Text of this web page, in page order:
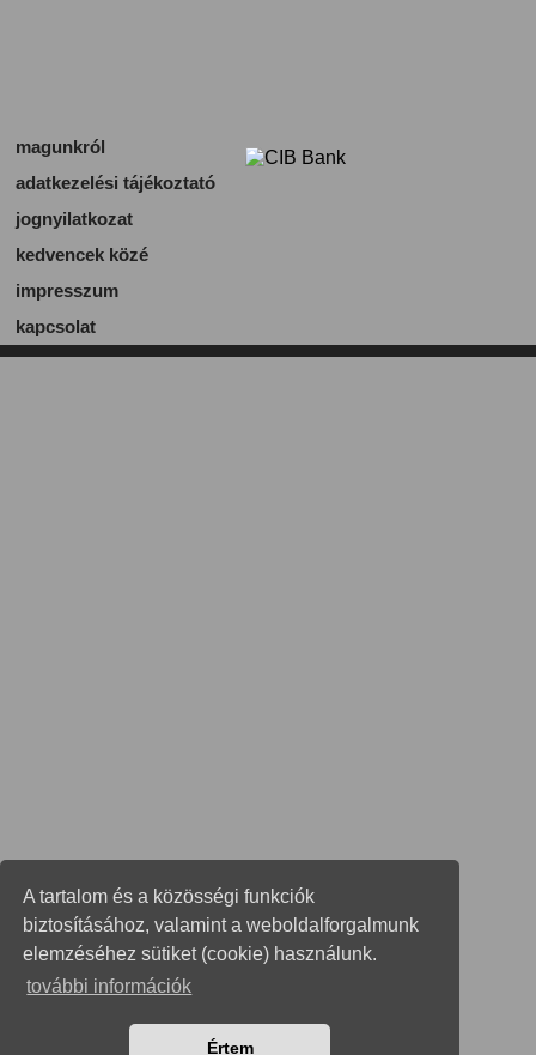
A tartalom és a közösségi funkciók
biztosításához, valamint a weboldalforgalmunk
elemzéséhez sütiket (cookie) használunk.
további információk
Értem
magunkról
adatkezelési tájékoztató
jognyilatkozat
kedvencek közé
impresszum
kapcsolat